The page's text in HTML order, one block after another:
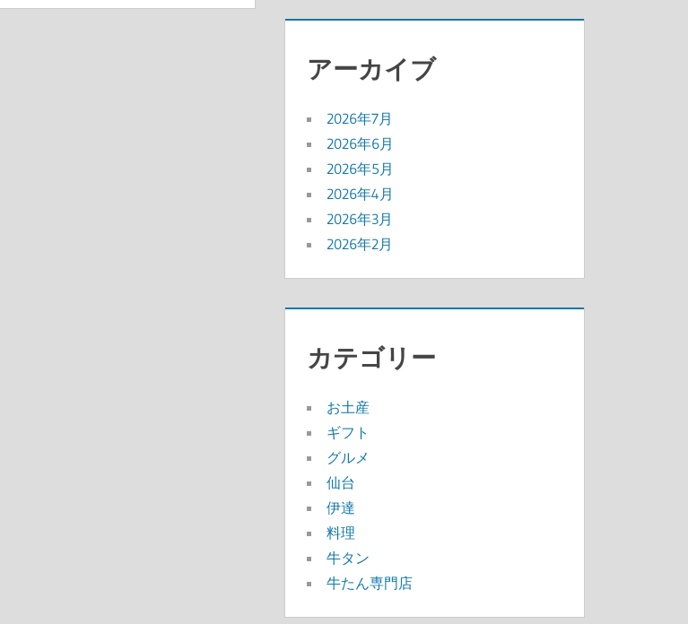
アーカイブ
2026年7月
2026年6月
2026年5月
2026年4月
2026年3月
2026年2月
カテゴリー
お土産
ギフト
グルメ
仙台
伊達
料理
牛タン
牛たん専門店